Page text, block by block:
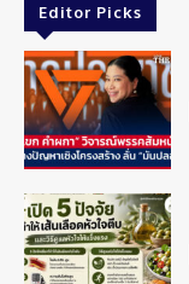
Editor Picks